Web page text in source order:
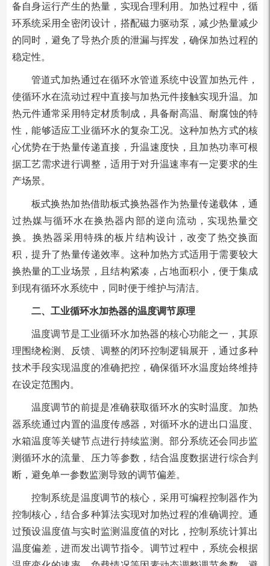
备自身运行产生的热量，实现合理利用。加热过程中，循
环系统采用全密闭设计，搭配磁力驱动泵，减少热量减少
的同时，避免了导热介质的泄漏与挥发，确保加热过程的
稳定性。
管道式加热通过在循环水管道系统中设置加热元件，
使循环水在流动过程中直接与加热元件接触实现升温。加
热元件通常采用特定材质制成，具备耐高温、耐腐蚀的特
性，能够适应工业循环水的复杂工况。这种加热方式的核
心优势在于热量传递直接，升温速度快，且加热功率可根
据工艺需求进行调整，适用于对升温速率有一定要求的生
产场景。
板式换热加热借助板式换热器作为热量传递载体，通
过热媒与循环水在换热器内部的逆向流动，实现热量交
换。换热器采用特殊的板片结构设计，改变了热交换面
积，提升了热量传递效率。这种加热方式适用于需要较大
换热量的工业场景，且结构紧凑，占地面积小，便于集成
到现有循环水系统中，同时便于维护与清洁。
二、工业循环水加热器的温度调节原理
温度调节是工业循环水加热器的核心功能之一，其原
理围绕检测、反馈、调整的闭环控制逻辑展开，通过多种
技术手段实现温度的准确把控，确保循环水温度始终维持
在设定范围内。
温度调节的前提是准确获取循环水的实时温度。加热
器系统通过内置的温度传感器，对循环水的进出口温度、
水箱温度等关键节点进行持续监测。部分系统还会同步监
测循环水的流量、压力等参数，结合温度数据进行综合判
断，避免单一参数监测导致的调节偏差。
控制系统是温度调节的核心，采用可编程控制器作为
控制核心，结合多种算法实现对加热过程的准确调控。通
过预设温度值与实时监测温度值的对比，控制系统计算出
温度偏差，进而发出调节指令。调节过程中，系统会根据